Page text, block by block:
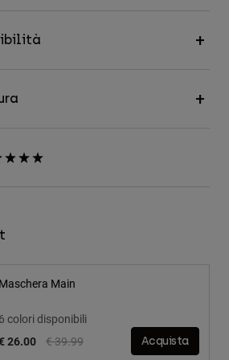
Maschera Main
6 colori disponibili
Price reduced from
€ 39.99to
26.00 Acquista